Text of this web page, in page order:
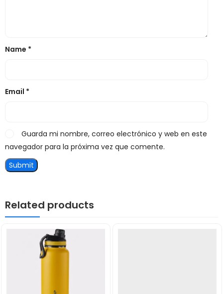
Name *
Email *
Guarda mi nombre, correo electrónico y web en este
navegador para la próxima vez que comente.
Related products